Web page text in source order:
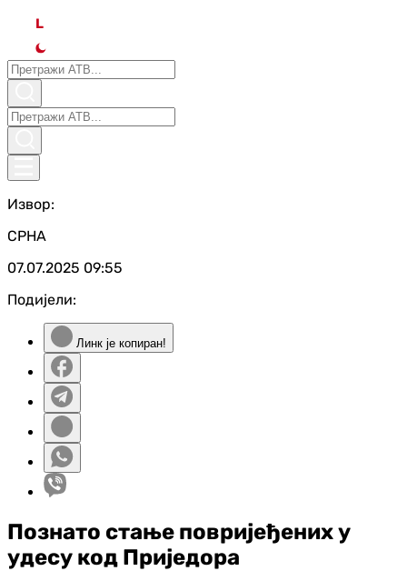
L
Извор:
СРНА
07.07.2025 09:55
Подијели:
Линк је копиран!
Познато стање повријеђених у
удесу код Приједора